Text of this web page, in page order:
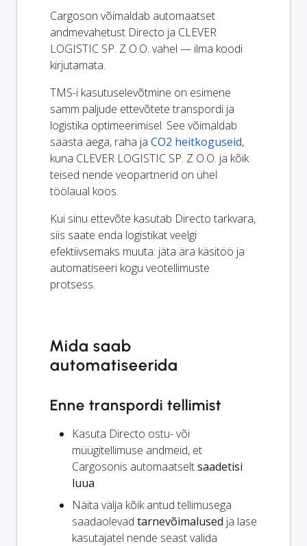
Cargoson võimaldab automaatset
andmevahetust Directo ja CLEVER
LOGISTIC SP. Z O.O. vahel — ilma koodi
kirjutamata.
TMS-i kasutuselevõtmine on esimene
samm paljude ettevõtete transpordi ja
logistika optimeerimisel. See võimaldab
säästa aega, raha ja CO2 heitkoguseid,
kuna CLEVER LOGISTIC SP. Z O.O. ja kõik
teised nende veopartnerid on ühel
töölaual koos.
Kui sinu ettevõte kasutab Directo tarkvara,
siis saate enda logistikat veelgi
efektiivsemaks muuta: jäta ära käsitöö ja
automatiseeri kogu veotellimuste
protsess.
Mida saab
automatiseerida
Enne transpordi tellimist
Kasuta Directo ostu- või
müügitellimuse andmeid, et
Cargosonis automaatseltsaadetisi
luua
Näita välja kõik antud tellimusega
saadaolevad tarnevõimalused ja lase
kasutajatel nende seast valida